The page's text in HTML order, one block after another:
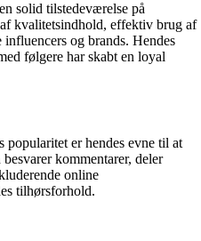
solid tilstedeværelse på
kvalitetsindhold, effektiv brug af
influencers og brands. Hendes
følgere har skabt en loyal
er hendes evne til at
kommentarer, deler
online
tilhørsforhold.